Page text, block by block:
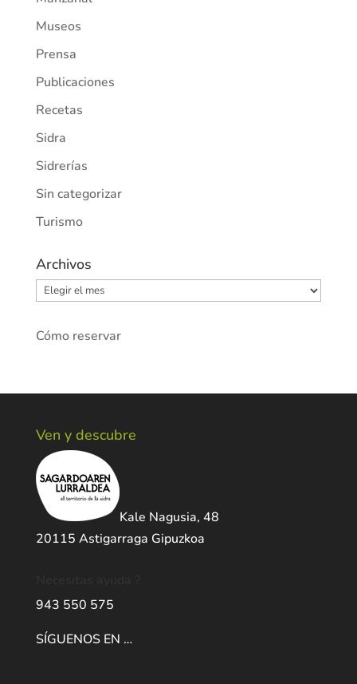
Museos
Prensa
Publicaciones
Recetas
Sidra
Sidrerías
Sin categorizar
Turismo
Archivos
Archivos
Cómo reservar
Ven y descubre
Kale Nagusia, 48
20115 Astigarraga Gipuzkoa
943 550 575
SÍGUENOS EN …